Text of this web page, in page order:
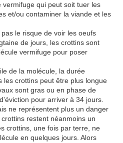
qui peut soit tuer les
et/ou contaminer la viande et les
le risque de voir les oeufs
de jours, les crottins sont
vermifuge pour poser
de la molécule, la durée
les crottins peut être plus longue
sont gras ou en phase de
pour arriver à 34 jours.
ne représentent plus un danger
restent néanmoins un
crottins, une fois par terre, ne
en quelques jours. Alors